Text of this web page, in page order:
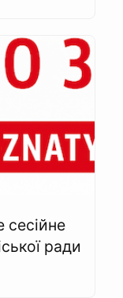
сесійне
ради